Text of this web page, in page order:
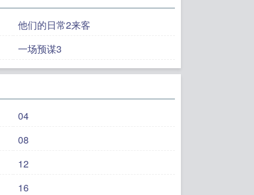
他们的日常2来客
一场预谋3
04
08
12
16